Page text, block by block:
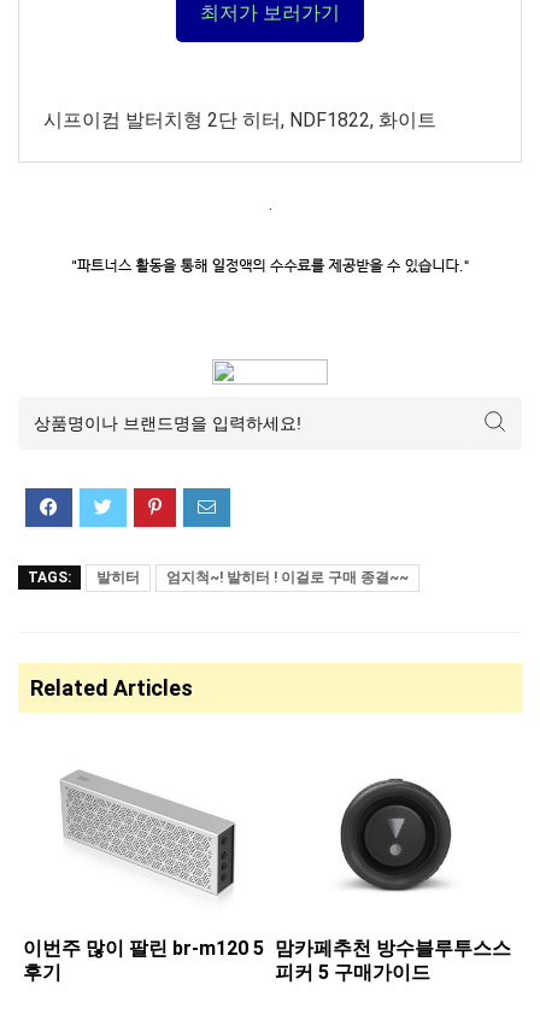
최저가 보러가기
시프이컴 발터치형 2단 히터, NDF1822, 화이트
.
TAGS: 발히터 엄지척~! 발히터 ! 이걸로 구매 종결~~
Related Articles
이번주 많이 팔린 ​br-m120 5
후기
맘카페추천 ​방수블루투스스
피커 5 구매가이드